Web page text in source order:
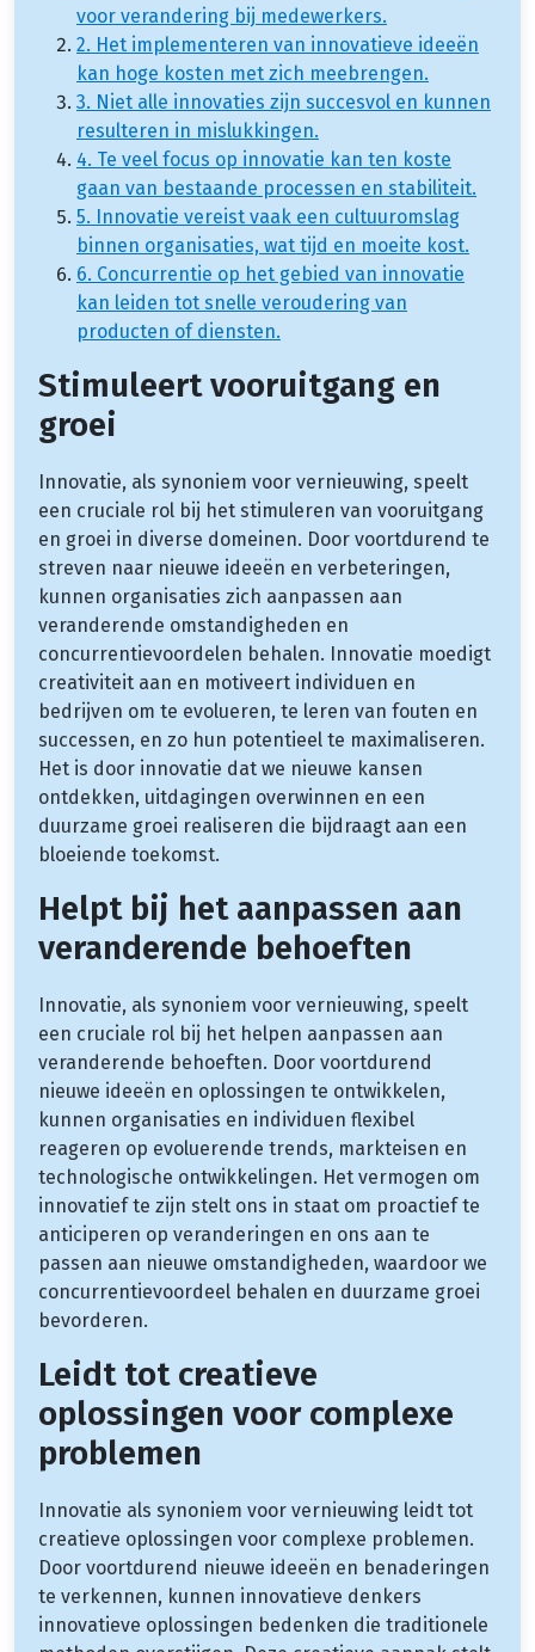
voor verandering bij medewerkers.
2. Het implementeren van innovatieve ideeën
kan hoge kosten met zich meebrengen.
3. Niet alle innovaties zijn succesvol en kunnen
resulteren in mislukkingen.
4. Te veel focus op innovatie kan ten koste
gaan van bestaande processen en stabiliteit.
5. Innovatie vereist vaak een cultuuromslag
binnen organisaties, wat tijd en moeite kost.
6. Concurrentie op het gebied van innovatie
kan leiden tot snelle veroudering van
producten of diensten.
Stimuleert vooruitgang en
groei
Innovatie, als synoniem voor vernieuwing, speelt
een cruciale rol bij het stimuleren van vooruitgang
en groei in diverse domeinen. Door voortdurend te
streven naar nieuwe ideeën en verbeteringen,
kunnen organisaties zich aanpassen aan
veranderende omstandigheden en
concurrentievoordelen behalen. Innovatie moedigt
creativiteit aan en motiveert individuen en
bedrijven om te evolueren, te leren van fouten en
successen, en zo hun potentieel te maximaliseren.
Het is door innovatie dat we nieuwe kansen
ontdekken, uitdagingen overwinnen en een
duurzame groei realiseren die bijdraagt aan een
bloeiende toekomst.
Helpt bij het aanpassen aan
veranderende behoeften
Innovatie, als synoniem voor vernieuwing, speelt
een cruciale rol bij het helpen aanpassen aan
veranderende behoeften. Door voortdurend
nieuwe ideeën en oplossingen te ontwikkelen,
kunnen organisaties en individuen flexibel
reageren op evoluerende trends, markteisen en
technologische ontwikkelingen. Het vermogen om
innovatief te zijn stelt ons in staat om proactief te
anticiperen op veranderingen en ons aan te
passen aan nieuwe omstandigheden, waardoor we
concurrentievoordeel behalen en duurzame groei
bevorderen.
Leidt tot creatieve
oplossingen voor complexe
problemen
Innovatie als synoniem voor vernieuwing leidt tot
creatieve oplossingen voor complexe problemen.
Door voortdurend nieuwe ideeën en benaderingen
te verkennen, kunnen innovatieve denkers
innovatieve oplossingen bedenken die traditionele